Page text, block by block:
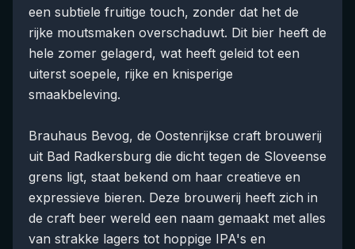
een subtiele fruitige touch, zonder dat het de
rijke moutsmaken overschaduwt. Dit bier heeft de
hele zomer gelagerd, wat heeft geleid tot een
uiterst soepele, rijke en knisperige
smaakbeleving.
Brauhaus Bevog, de Oostenrijkse craft brouwerij
uit Bad Radkersburg die dicht tegen de Sloveense
grens ligt, staat bekend om haar creatieve en
expressieve bieren. Deze brouwerij heeft zich in
de craft beer wereld een naam gemaakt met alles
van strakke lagers tot hoppige IPA's en